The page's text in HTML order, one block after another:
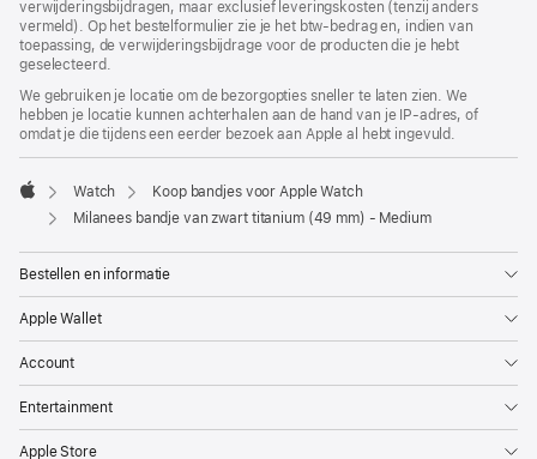
verwijderingsbijdragen, maar exclusief leveringskosten (tenzij anders
vermeld). Op het bestelformulier zie je het btw-bedrag en, indien van
toepassing, de verwijderingsbijdrage voor de producten die je hebt
geselecteerd.
We gebruiken je locatie om de bezorgopties sneller te laten zien. We
hebben je locatie kunnen achterhalen aan de hand van je IP-adres, of
omdat je die tijdens een eerder bezoek aan Apple al hebt ingevuld.
Apple
Watch
Koop bandjes voor Apple Watch
Milanees bandje van zwart titanium (49 mm) - Medium
Bestellen en informatie
Apple Wallet
Account
Entertainment
Apple Store